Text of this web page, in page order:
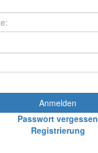
Anmelden
Passwort vergessen
Registrierung